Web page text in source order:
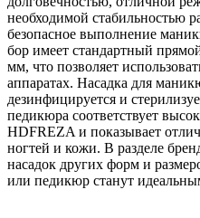
необходимой стабильностью
безопасное выполнение
бор имеет стандартный
мм, что позволяет
аппаратах. Насадка для
дезинфицируется и
педикюра соответствует
HDFREZA и показывает
ногтей и кожи. В разделе
насадок других форм и
или педикюр станут